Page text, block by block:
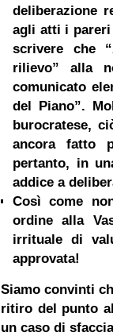
deliberazione
agli atti i
scrivere che
rilievo” alla
comunicato
del Piano”.
burocratese,
ancora fatto
pertanto, in
addice a
Così come
ordine alla
irrituale di
approvata!
Siamo convinti
ritiro del punto
un caso di